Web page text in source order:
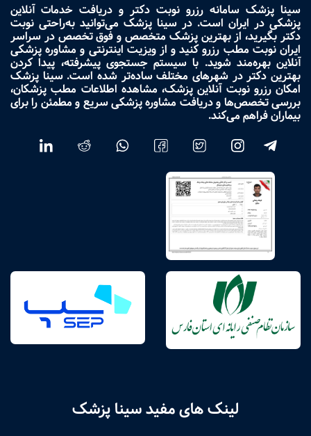
سینا پزشک سامانه رزرو نوبت دکتر و دریافت خدمات آنلاین
پزشکی در ایران است. در سینا پزشک می‌توانید به‌راحتی نوبت
دکتر بگیرید، از بهترین پزشک متخصص و فوق تخصص در سراسر
ایران نوبت مطب رزرو کنید و از ویزیت اینترنتی و مشاوره پزشکی
آنلاین بهره‌مند شوید. با سیستم جستجوی پیشرفته، پیدا کردن
بهترین دکتر در شهرهای مختلف ساده‌تر شده است. سینا پزشک
امکان رزرو نوبت آنلاین پزشک، مشاهده اطلاعات مطب پزشکان،
بررسی تخصص‌ها و دریافت مشاوره پزشکی سریع و مطمئن را برای
بیماران فراهم می‌کند.
لینک های مفید سینا پزشک